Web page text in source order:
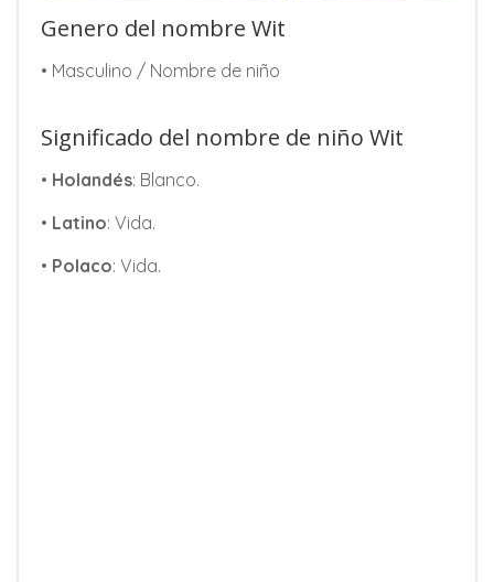
Genero del nombre Wit
• Masculino / Nombre de niño
Significado del nombre de niño Wit
• Holandés: Blanco.
• Latino: Vida.
• Polaco: Vida.